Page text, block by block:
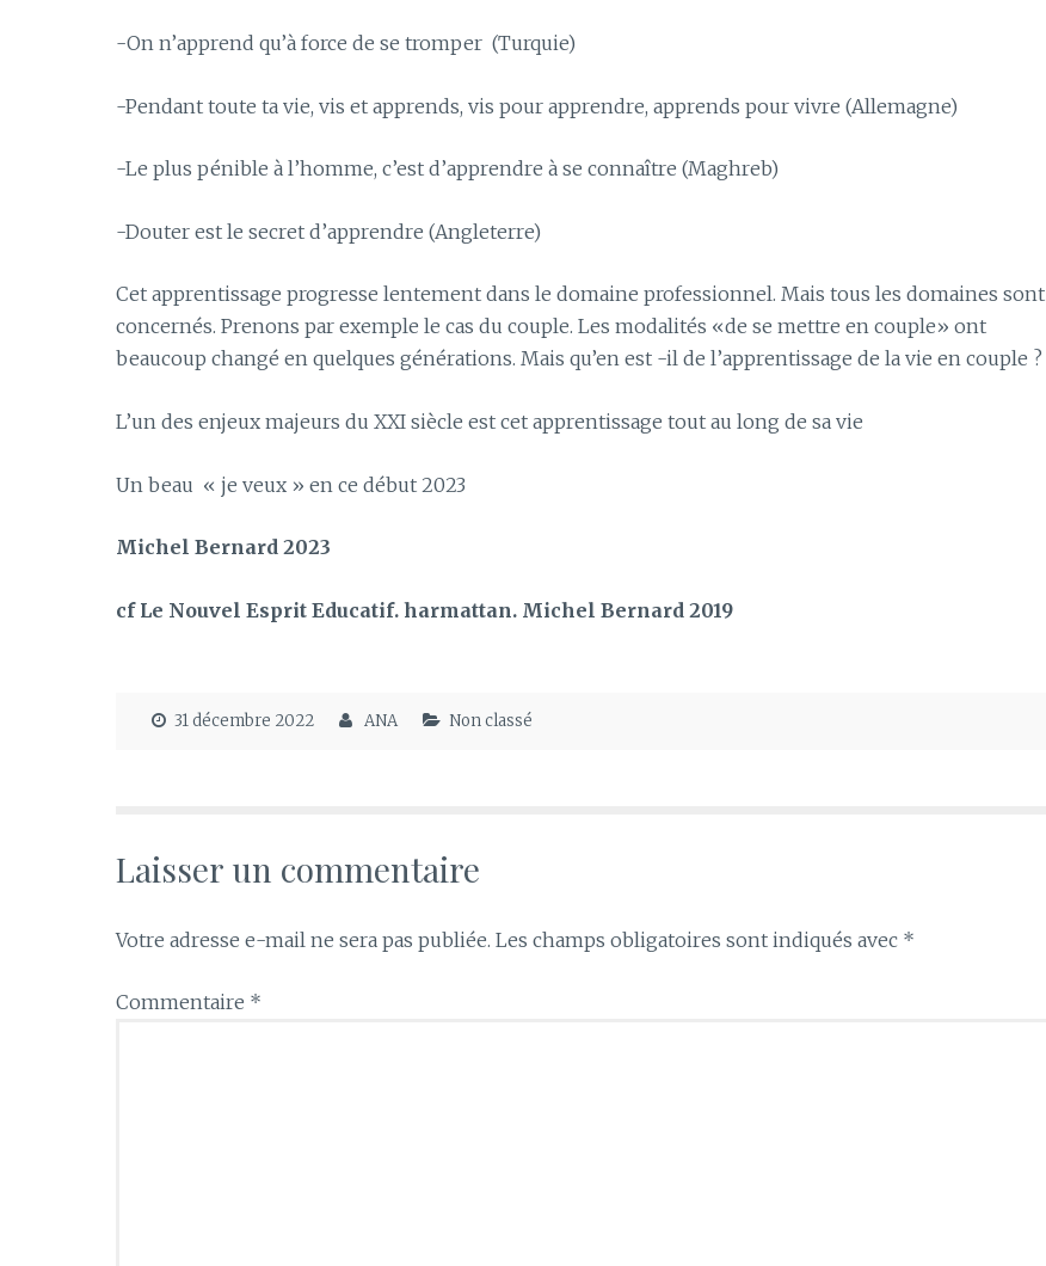
-On n’apprend qu’à force de se tromper (Turquie)
-Pendant toute ta vie, vis et apprends, vis pour apprendre, apprends pour vivre (Allemagne)
-Le plus pénible à l’homme, c’est d’apprendre à se connaître (Maghreb)
-Douter est le secret d’apprendre (Angleterre)
Cet apprentissage progresse lentement dans le domaine professionnel. Mais tous les domaines sont
concernés. Prenons par exemple le cas du couple. Les modalités «de se mettre en couple» ont
beaucoup changé en quelques générations. Mais qu’en est -il de l’apprentissage de la vie en couple ?
L’un des enjeux majeurs du XXI siècle est cet apprentissage tout au long de sa vie
Un beau « je veux » en ce début 2023
Michel Bernard 2023
cf Le Nouvel Esprit Educatif. harmattan. Michel Bernard 2019
31 décembre 2022 ANA Non classé
Laisser un commentaire
Votre adresse e-mail ne sera pas publiée. Les champs obligatoires sont indiqués avec *
Commentaire *